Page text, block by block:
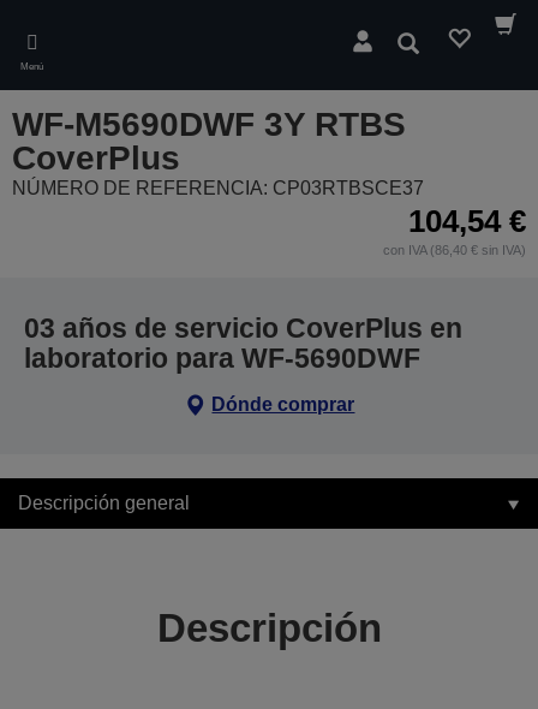
main
content
Menú
Buscar
WF-M5690DWF 3Y RTBS
CoverPlus
NÚMERO DE REFERENCIA: CP03RTBSCE37
104,54 €
con IVA (86,40 € sin IVA)
03 años de servicio CoverPlus en
laboratorio para WF-5690DWF
Dónde comprar
Descripción general
Descripción